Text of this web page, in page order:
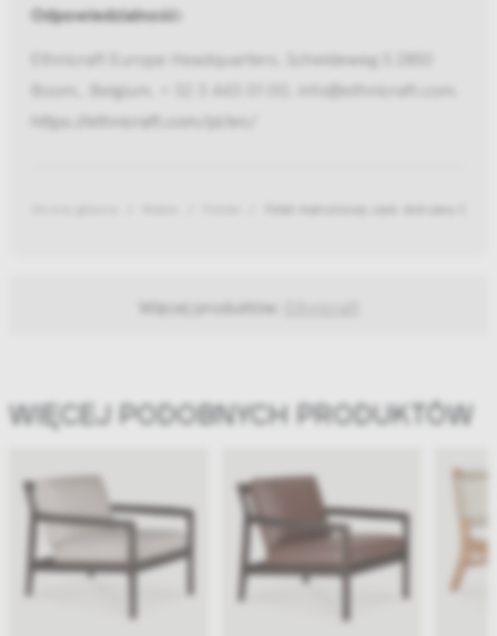
Odpowiedzialność:
Ethnicraft Europe Headquarters, Scheldeweg 5 2850
Boom,, Belgium, + 32 3 443 01 00, info@ethnicraft.com,
https://ethnicraft.com/pl/en/
Więcej produktów:
WIĘCEJ PODOBNYCH PRODUKTÓW